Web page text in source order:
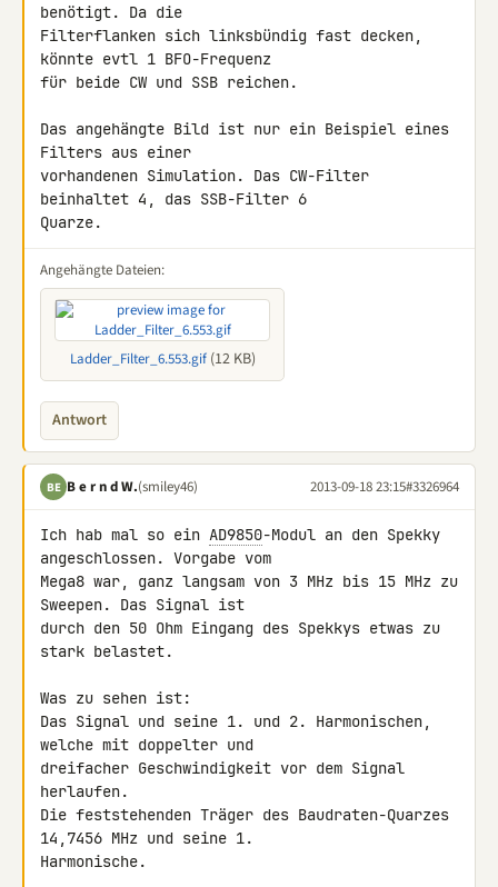
benötigt. Da die
Filterflanken sich linksbündig fast decken,
könnte evtl 1 BFO-Frequenz
für beide CW und SSB reichen.
Das angehängte Bild ist nur ein Beispiel eines
Filters aus einer
vorhandenen Simulation. Das CW-Filter
beinhaltet 4, das SSB-Filter 6
Quarze.
Angehängte Dateien:
Ladder_Filter_6.553.gif(12 KB)
Antwort
BE B e r n d W.(smiley46) 2013-09-18 23:15#3326964
Ich hab mal so ein AD9850-Modul an den Spekky
angeschlossen. Vorgabe vom
Mega8 war, ganz langsam von 3 MHz bis 15 MHz zu
Sweepen. Das Signal ist
durch den 50 Ohm Eingang des Spekkys etwas zu
stark belastet.
Was zu sehen ist:
Das Signal und seine 1. und 2. Harmonischen,
welche mit doppelter und
dreifacher Geschwindigkeit vor dem Signal
herlaufen.
Die feststehenden Träger des Baudraten-Quarzes
14,7456 MHz und seine 1.
Harmonische.